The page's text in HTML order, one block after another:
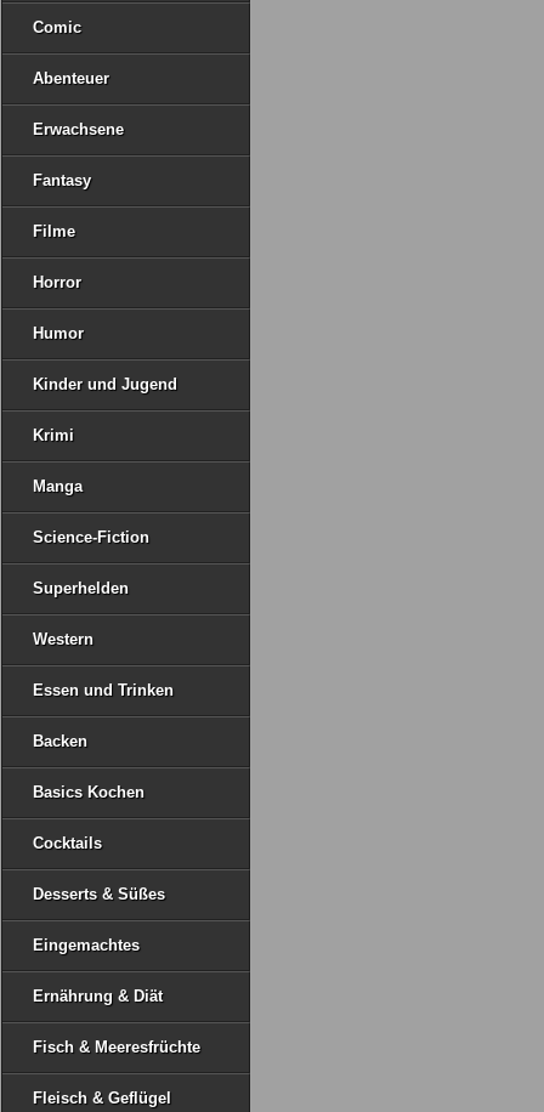
Comic
Abenteuer
Erwachsene
Fantasy
Filme
Horror
Humor
Kinder und Jugend
Krimi
Manga
Science-Fiction
Superhelden
Western
Essen und Trinken
Backen
Basics Kochen
Cocktails
Desserts & Süßes
Eingemachtes
Ernährung & Diät
Fisch & Meeresfrüchte
Fleisch & Geflügel